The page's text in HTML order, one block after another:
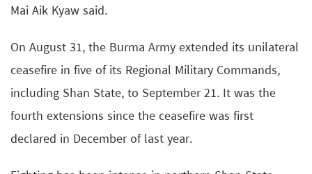
Mai Aik Kyaw said.
On August 31, the Burma Army extended its unilateral
ceasefire in five of its Regional Military Commands,
including Shan State, to September 21. It was the
fourth extensions since the ceasefire was first
declared in December of last year.